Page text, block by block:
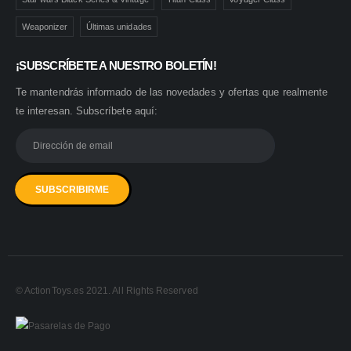
Weaponizer Últimas unidades
¡SUBSCRÍBETE A NUESTRO BOLETÍN!
Te mantendrás informado de las novedades y ofertas que realmente
te interesan. Subscríbete aquí:
© ActionToys.es 2021. All Rights Reserved